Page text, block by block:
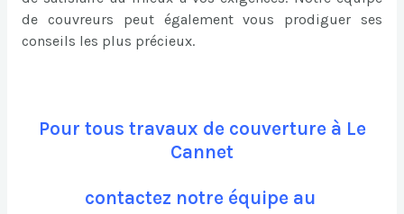
de couvreurs peut également vous prodiguer ses
conseils les plus précieux.
Pour tous travaux de couverture à Le
Cannet
contactez notre équipe au